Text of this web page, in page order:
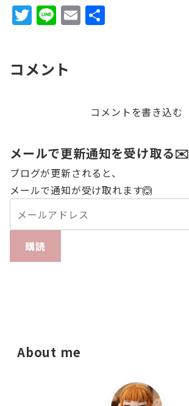
T
w
te
Li
n
E
m
コメント
コメントを書き込む
メールで更新通知を受け取る✉️
ブログが更新されると、
メールで通知が受け取れます🙆
購読
About me